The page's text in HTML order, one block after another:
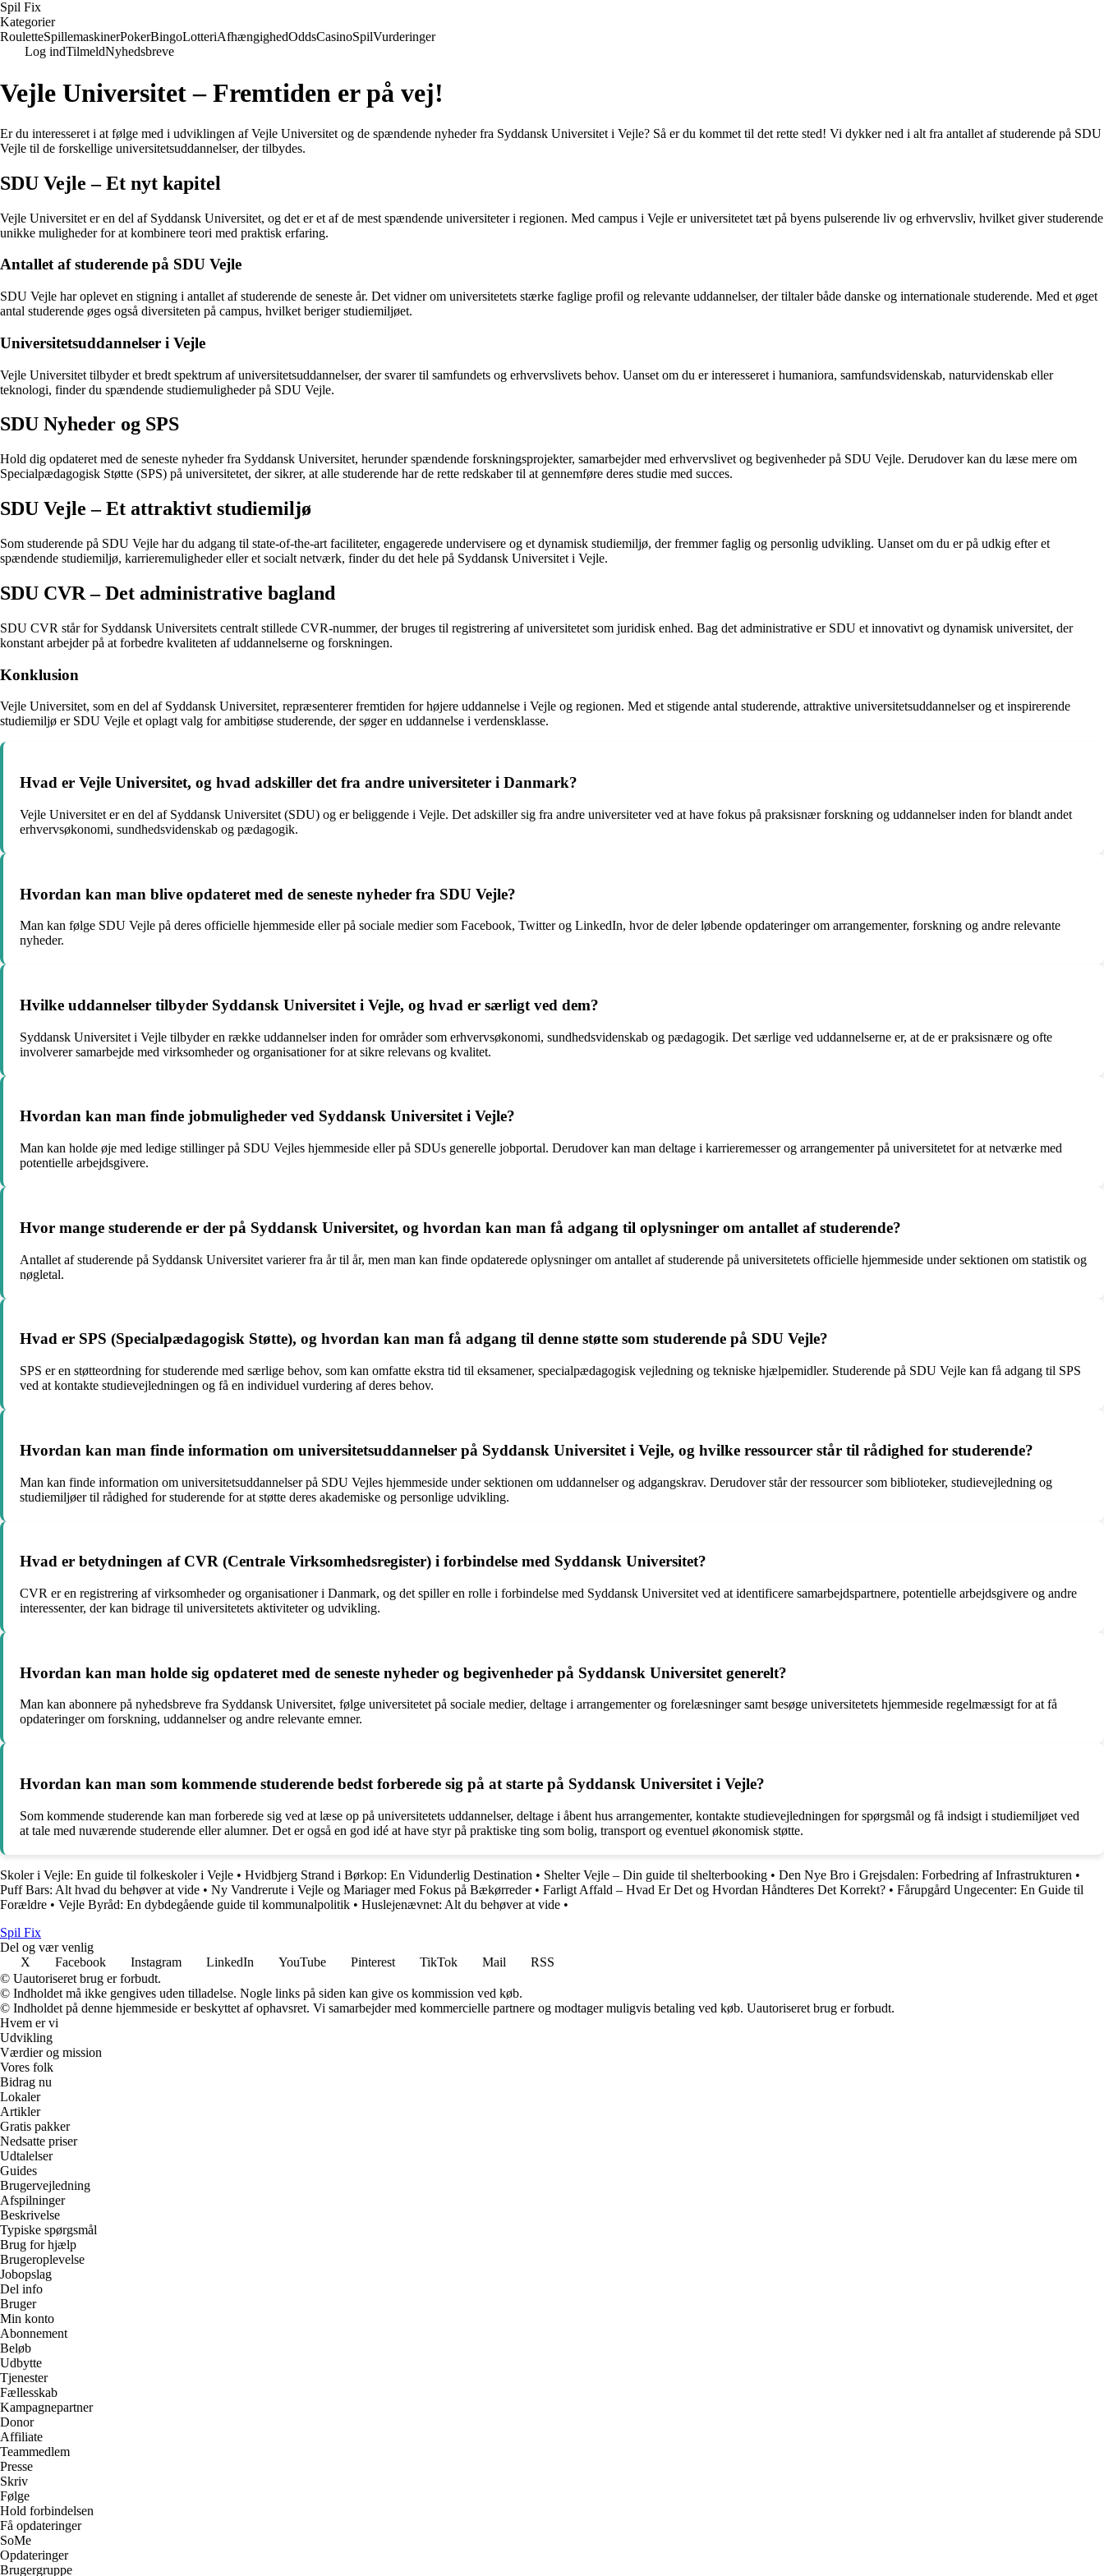
Spil Fix
Kategorier
RouletteSpillemaskinerPokerBingoLotteriAfhængighedOddsCasinoSpilVurderinger
Log indTilmeldNyhedsbreve
Vejle Universitet – Fremtiden er på vej!
Er du interesseret i at følge med i udviklingen af Vejle Universitet og de spændende nyheder fra Syddansk Universitet i Vejle? Så er du kommet til det rette sted! Vi dykker ned i alt fra antallet af studerende på SDU
Vejle til de forskellige universitetsuddannelser, der tilbydes.
SDU Vejle – Et nyt kapitel
Vejle Universitet er en del af Syddansk Universitet, og det er et af de mest spændende universiteter i regionen. Med campus i Vejle er universitetet tæt på byens pulserende liv og erhvervsliv, hvilket giver studerende
unikke muligheder for at kombinere teori med praktisk erfaring.
Antallet af studerende på SDU Vejle
SDU Vejle har oplevet en stigning i antallet af studerende de seneste år. Det vidner om universitetets stærke faglige profil og relevante uddannelser, der tiltaler både danske og internationale studerende. Med et øget
antal studerende øges også diversiteten på campus, hvilket beriger studiemiljøet.
Universitetsuddannelser i Vejle
Vejle Universitet tilbyder et bredt spektrum af universitetsuddannelser, der svarer til samfundets og erhvervslivets behov. Uanset om du er interesseret i humaniora, samfundsvidenskab, naturvidenskab eller
teknologi, finder du spændende studiemuligheder på SDU Vejle.
SDU Nyheder og SPS
Hold dig opdateret med de seneste nyheder fra Syddansk Universitet, herunder spændende forskningsprojekter, samarbejder med erhvervslivet og begivenheder på SDU Vejle. Derudover kan du læse mere om
Specialpædagogisk Støtte (SPS) på universitetet, der sikrer, at alle studerende har de rette redskaber til at gennemføre deres studie med succes.
SDU Vejle – Et attraktivt studiemiljø
Som studerende på SDU Vejle har du adgang til state-of-the-art faciliteter, engagerede undervisere og et dynamisk studiemiljø, der fremmer faglig og personlig udvikling. Uanset om du er på udkig efter et
spændende studiemiljø, karrieremuligheder eller et socialt netværk, finder du det hele på Syddansk Universitet i Vejle.
SDU CVR – Det administrative bagland
SDU CVR står for Syddansk Universitets centralt stillede CVR-nummer, der bruges til registrering af universitetet som juridisk enhed. Bag det administrative er SDU et innovativt og dynamisk universitet, der
konstant arbejder på at forbedre kvaliteten af uddannelserne og forskningen.
Konklusion
Vejle Universitet, som en del af Syddansk Universitet, repræsenterer fremtiden for højere uddannelse i Vejle og regionen. Med et stigende antal studerende, attraktive universitetsuddannelser og et inspirerende
studiemiljø er SDU Vejle et oplagt valg for ambitiøse studerende, der søger en uddannelse i verdensklasse.
Hvad er Vejle Universitet, og hvad adskiller det fra andre universiteter i Danmark?
Vejle Universitet er en del af Syddansk Universitet (SDU) og er beliggende i Vejle. Det adskiller sig fra andre universiteter ved at have fokus på praksisnær forskning og uddannelser inden for blandt andet
erhvervsøkonomi, sundhedsvidenskab og pædagogik.
Hvordan kan man blive opdateret med de seneste nyheder fra SDU Vejle?
Man kan følge SDU Vejle på deres officielle hjemmeside eller på sociale medier som Facebook, Twitter og LinkedIn, hvor de deler løbende opdateringer om arrangementer, forskning og andre relevante
nyheder.
Hvilke uddannelser tilbyder Syddansk Universitet i Vejle, og hvad er særligt ved dem?
Syddansk Universitet i Vejle tilbyder en række uddannelser inden for områder som erhvervsøkonomi, sundhedsvidenskab og pædagogik. Det særlige ved uddannelserne er, at de er praksisnære og ofte
involverer samarbejde med virksomheder og organisationer for at sikre relevans og kvalitet.
Hvordan kan man finde jobmuligheder ved Syddansk Universitet i Vejle?
Man kan holde øje med ledige stillinger på SDU Vejles hjemmeside eller på SDUs generelle jobportal. Derudover kan man deltage i karrieremesser og arrangementer på universitetet for at netværke med
potentielle arbejdsgivere.
Hvor mange studerende er der på Syddansk Universitet, og hvordan kan man få adgang til oplysninger om antallet af studerende?
Antallet af studerende på Syddansk Universitet varierer fra år til år, men man kan finde opdaterede oplysninger om antallet af studerende på universitetets officielle hjemmeside under sektionen om statistik og
nøgletal.
Hvad er SPS (Specialpædagogisk Støtte), og hvordan kan man få adgang til denne støtte som studerende på SDU Vejle?
SPS er en støtteordning for studerende med særlige behov, som kan omfatte ekstra tid til eksamener, specialpædagogisk vejledning og tekniske hjælpemidler. Studerende på SDU Vejle kan få adgang til SPS
ved at kontakte studievejledningen og få en individuel vurdering af deres behov.
Hvordan kan man finde information om universitetsuddannelser på Syddansk Universitet i Vejle, og hvilke ressourcer står til rådighed for studerende?
Man kan finde information om universitetsuddannelser på SDU Vejles hjemmeside under sektionen om uddannelser og adgangskrav. Derudover står der ressourcer som biblioteker, studievejledning og
studiemiljøer til rådighed for studerende for at støtte deres akademiske og personlige udvikling.
Hvad er betydningen af CVR (Centrale Virksomhedsregister) i forbindelse med Syddansk Universitet?
CVR er en registrering af virksomheder og organisationer i Danmark, og det spiller en rolle i forbindelse med Syddansk Universitet ved at identificere samarbejdspartnere, potentielle arbejdsgivere og andre
interessenter, der kan bidrage til universitetets aktiviteter og udvikling.
Hvordan kan man holde sig opdateret med de seneste nyheder og begivenheder på Syddansk Universitet generelt?
Man kan abonnere på nyhedsbreve fra Syddansk Universitet, følge universitetet på sociale medier, deltage i arrangementer og forelæsninger samt besøge universitetets hjemmeside regelmæssigt for at få
opdateringer om forskning, uddannelser og andre relevante emner.
Hvordan kan man som kommende studerende bedst forberede sig på at starte på Syddansk Universitet i Vejle?
Som kommende studerende kan man forberede sig ved at læse op på universitetets uddannelser, deltage i åbent hus arrangementer, kontakte studievejledningen for spørgsmål og få indsigt i studiemiljøet ved
at tale med nuværende studerende eller alumner. Det er også en god idé at have styr på praktiske ting som bolig, transport og eventuel økonomisk støtte.
Skoler i Vejle: En guide til folkeskoler i Vejle • Hvidbjerg Strand i Børkop: En Vidunderlig Destination • Shelter Vejle – Din guide til shelterbooking • Den Nye Bro i Grejsdalen: Forbedring af Infrastrukturen •
Puff Bars: Alt hvad du behøver at vide • Ny Vandrerute i Vejle og Mariager med Fokus på Bækørreder• Farligt Affald – Hvad Er Det og Hvordan Håndteres Det Korrekt? • Fårupgård Ungecenter: En Guide til
Forældre • Vejle Byråd: En dybdegående guide til kommunalpolitik • Huslejenævnet: Alt du behøver at vide •
Spil Fix
Del og vær venlig
X
Facebook Instagram LinkedIn YouTube Pinterest TikTok Mail
RSS
© Uautoriseret brug er forbudt.
© Indholdet må ikke gengives uden tilladelse. Nogle links på siden kan give os kommission ved køb.
© Indholdet på denne hjemmeside er beskyttet af ophavsret. Vi samarbejder med kommercielle partnere og modtager muligvis betaling ved køb. Uautoriseret brug er forbudt.
Hvem er vi
Udvikling
Værdier og mission
Vores folk
Bidrag nu
Lokaler
Artikler
Gratis pakker
Nedsatte priser
Udtalelser
Guides
Brugervejledning
Afspilninger
Beskrivelse
Typiske spørgsmål
Brug for hjælp
Brugeroplevelse
Jobopslag
Del info
Bruger
Min konto
Abonnement
Beløb
Udbytte
Tjenester
Fællesskab
Kampagnepartner
Donor
Affiliate
Teammedlem
Presse
Skriv
Følge
Hold forbindelsen
Få opdateringer
SoMe
Opdateringer
Brugergruppe